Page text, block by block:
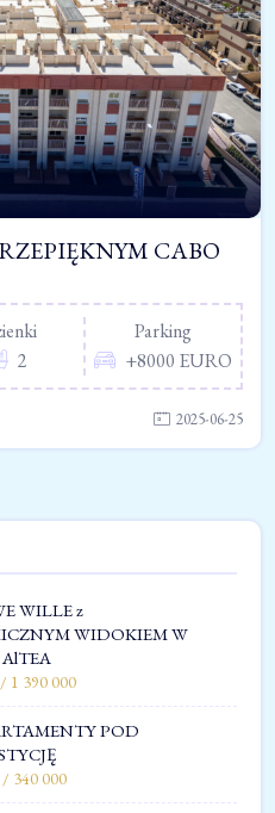
CABO
2
Parking
+8000 EURO
2025-06-25
WILLE z
WIDOKIEM W
1 390 000
POD
340 000